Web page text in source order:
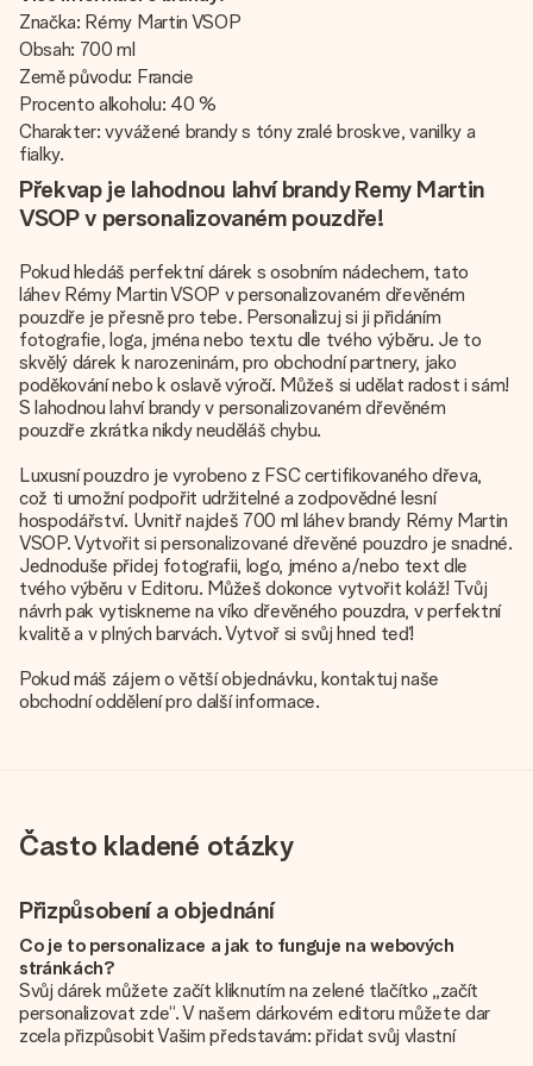
Značka: Rémy Martin VSOP
Obsah: 700 ml
Země původu: Francie
Procento alkoholu: 40 %
Charakter: vyvážené brandy s tóny zralé broskve, vanilky a
fialky.
Překvap je lahodnou lahví brandy Remy Martin
VSOP v personalizovaném pouzdře!
Pokud hledáš perfektní dárek s osobním nádechem, tato
láhev Rémy Martin VSOP v personalizovaném dřevěném
pouzdře je přesně pro tebe. Personalizuj si ji přidáním
fotografie, loga, jména nebo textu dle tvého výběru. Je to
skvělý dárek k narozeninám, pro obchodní partnery, jako
poděkování nebo k oslavě výročí. Můžeš si udělat radost i sám!
S lahodnou lahví brandy v personalizovaném dřevěném
pouzdře zkrátka nikdy neuděláš chybu.
Luxusní pouzdro je vyrobeno z FSC certifikovaného dřeva,
což ti umožní podpořit udržitelné a zodpovědné lesní
hospodářství. Uvnitř najdeš 700 ml láhev brandy Rémy Martin
VSOP. Vytvořit si personalizované dřevěné pouzdro je snadné.
Jednoduše přidej fotografii, logo, jméno a/nebo text dle
tvého výběru v Editoru. Můžeš dokonce vytvořit koláž! Tvůj
návrh pak vytiskneme na víko dřevěného pouzdra, v perfektní
kvalitě a v plných barvách. Vytvoř si svůj hned teď!
Pokud máš zájem o větší objednávku, kontaktuj naše
obchodní oddělení pro další informace.
Často kladené otázky
Přizpůsobení a objednání
Co je to personalizace a jak to funguje na webových
stránkách?
Svůj dárek můžete začít kliknutím na zelené tlačítko „začít
personalizovat zde“. V našem dárkovém editoru můžete dar
zcela přizpůsobit Vašim představám: přidat svůj vlastní